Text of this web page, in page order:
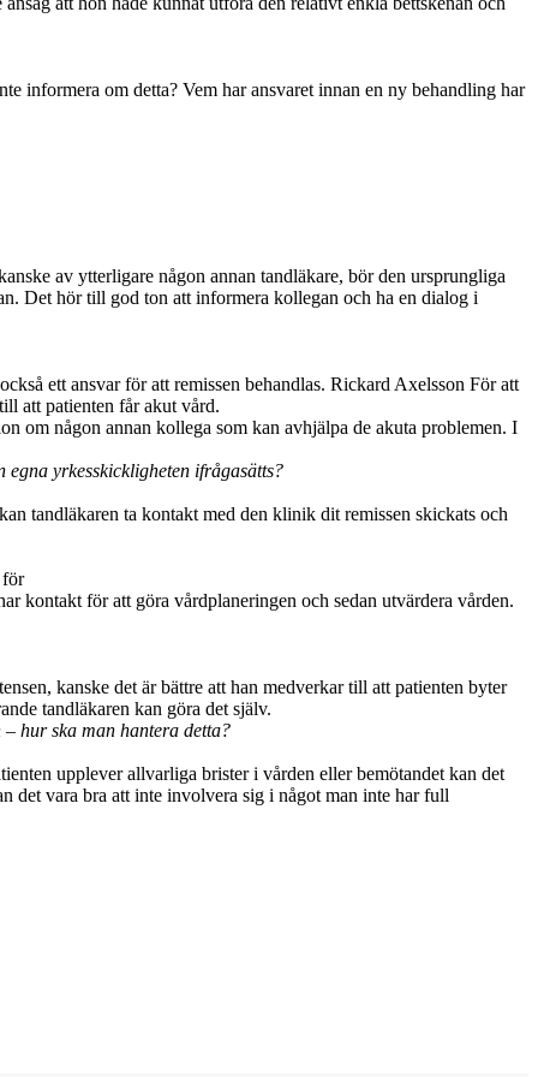
informera om detta? Vem har ansvaret innan en ny behandling har
av ytterligare någon annan tandläkare, bör den ursprungliga
Det hör till god ton att informera kollegan och ha en dialog i
ett ansvar för att remissen behandlas. Rickard Axelsson För att
att patienten får akut vård.
om någon annan kollega som kan avhjälpa de akuta problemen. I
yrkesskickligheten ifrågasätts?
tandläkaren ta kontakt med den klinik dit remissen skickats och
för
kontakt för att göra vårdplaneringen och sedan utvärdera vården.
kanske det är bättre att han medverkar till att patienten byter
tandläkaren kan göra det själv.
hur ska man hantera detta?
upplever allvarliga brister i vården eller bemötandet kan det
det vara bra att inte involvera sig i något man inte har full